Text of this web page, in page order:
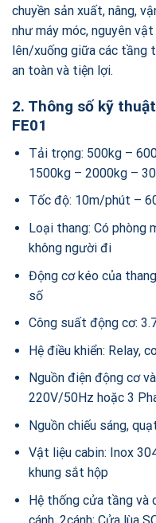
chuyền sản xuất, nâng,
như máy móc, nguyên
lên/xuống giữa các tầng
an toàn và tiện lợi.
2. Thông số kỹ thuật
FE01
Tải trọng: 500kg –
1500kg – 2000kg –
Tốc độ: 10m/phút –
Loại thang: Có phòng
không người đi
Động cơ kéo của
số
Công suất động cơ:
Hệ điều khiển: Relay,
Nguồn điện động cơ
220V/50Hz hoặc 3
Nguồn chiếu sáng,
Vật liệu cabin: Inox
khung sắt hộp
Hệ thống cửa tầng và